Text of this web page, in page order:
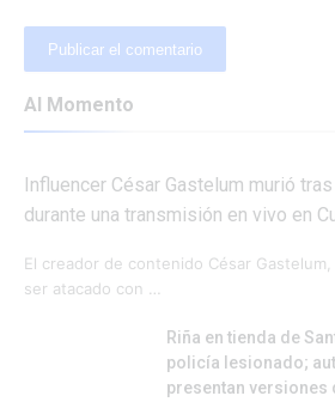
Al Momento
Influencer César Gastelum murió
durante una transmisión en vivo en
El creador de contenido César
ser atacado con …
Riña en tienda de
policía lesionado;
presentan versiones